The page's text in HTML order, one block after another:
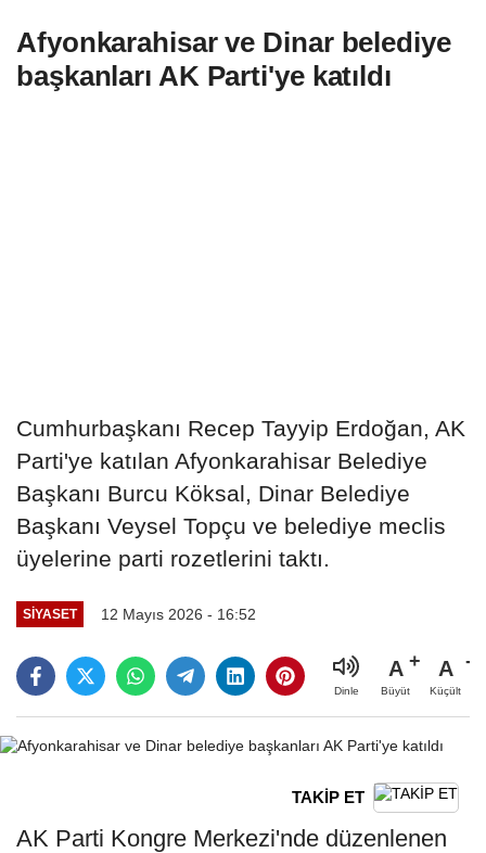
Afyonkarahisar ve Dinar belediye
başkanları AK Parti'ye katıldı
Cumhurbaşkanı Recep Tayyip Erdoğan, AK
Parti'ye katılan Afyonkarahisar Belediye
Başkanı Burcu Köksal, Dinar Belediye
Başkanı Veysel Topçu ve belediye meclis
üyelerine parti rozetlerini taktı.
SIYASET 12 Mayıs 2026 - 16:52
Dinle
A
Büyüt
A
Küçült
TAKİP ET
AK Parti Kongre Merkezi'nde düzenlenen